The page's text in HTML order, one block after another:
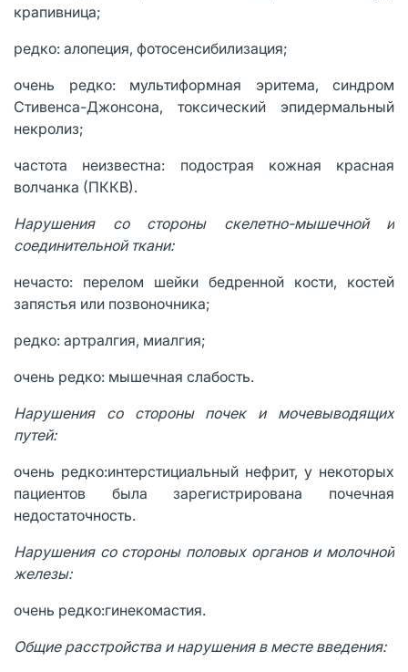
крапивница;
редко: алопеция, фотосенсибилизация;
очень редко: мультиформная эритема, синдром
Стивенcа-Джонсона, токсический эпидермальный
некролиз;
частота неизвестна: подострая кожная красная
волчанка (ПККВ).
Нарушения со стороны скелетно-мышечной и
соединительной ткани:
нечасто: перелом шейки бедренной кости, костей
запястья или позвоночника;
редко: артралгия, миалгия;
очень редко: мышечная слабость.
Нарушения со стороны почек и мочевыводящих
путей:
очень редко:интерстициальный нефрит, у некоторых
пациентов была зарегистрирована почечная
недостаточность.
Нарушения со стороны половых органов и молочной
железы:
очень редко:гинекомастия.
Общие расстройства и нарушения в месте введения: